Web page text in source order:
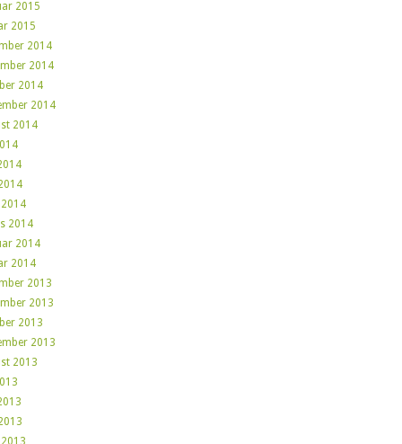
2015
2015
2014
2014
2014
2014
2014
2014
2014
2014
2013
2013
2013
2013
2013